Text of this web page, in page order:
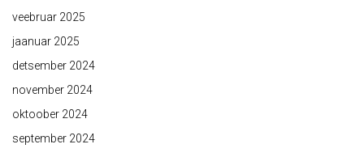
veebruar 2025
jaanuar 2025
detsember 2024
november 2024
oktoober 2024
september 2024